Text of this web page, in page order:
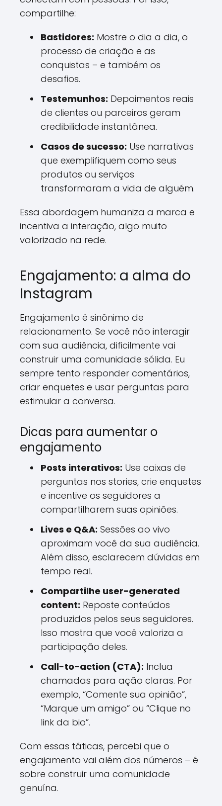
compartilhe:
Bastidores: Mostre o dia a dia, o
processo de criação e as
conquistas – e também os
desafios.
Testemunhos: Depoimentos reais
de clientes ou parceiros geram
credibilidade instantânea.
Casos de sucesso: Use narrativas
que exemplifiquem como seus
produtos ou serviços
transformaram a vida de alguém.
Essa abordagem humaniza a marca e
incentiva a interação, algo muito
valorizado na rede.
Engajamento: a alma do
Instagram
Engajamento é sinônimo de
relacionamento. Se você não interagir
com sua audiência, dificilmente vai
construir uma comunidade sólida. Eu
sempre tento responder comentários,
criar enquetes e usar perguntas para
estimular a conversa.
Dicas para aumentar o
engajamento
Posts interativos: Use caixas de
perguntas nos stories, crie enquetes
e incentive os seguidores a
compartilharem suas opiniões.
Lives e Q&A: Sessões ao vivo
aproximam você da sua audiência.
Além disso, esclarecem dúvidas em
tempo real.
Compartilhe user-generated
content: Reposte conteúdos
produzidos pelos seus seguidores.
Isso mostra que você valoriza a
participação deles.
Call-to-action (CTA): Inclua
chamadas para ação claras. Por
exemplo, “Comente sua opinião”,
“Marque um amigo” ou “Clique no
link da bio”.
Com essas táticas, percebi que o
engajamento vai além dos números – é
sobre construir uma comunidade
genuína.